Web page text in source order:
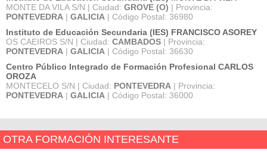
MONTE DA VILA S/N | Ciudad: GROVE (O) | Provincia:
PONTEVEDRA | GALICIA | Código Postal: 36980
Instituto de Educación Secundaria (IES) FRANCISCO ASOREY
OS CAEIROS S/N | Ciudad: CAMBADOS | Provincia:
PONTEVEDRA | GALICIA | Código Postal: 36630
Centro Público Integrado de Formación Profesional CARLOS
OROZA
MONTECELO S/N | Ciudad: PONTEVEDRA | Provincia:
PONTEVEDRA | GALICIA | Código Postal: 36000
OTRA FORMACIÓN INTERESANTE